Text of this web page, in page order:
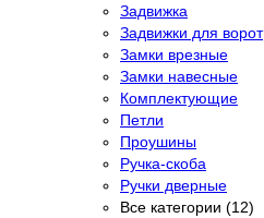
Задвижка
Задвижки для ворот
Замки врезные
Замки навесные
Комплектующие
Петли
Проушины
Ручка-скоба
Ручки дверные
Все категории (12)